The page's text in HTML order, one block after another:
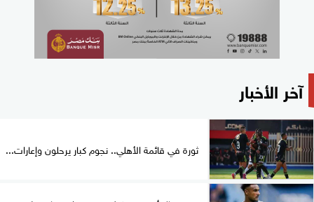
آخر الأخبار
ثورة في قائمة الأهلي.. نجوم كبار يرحلون وإعارات...